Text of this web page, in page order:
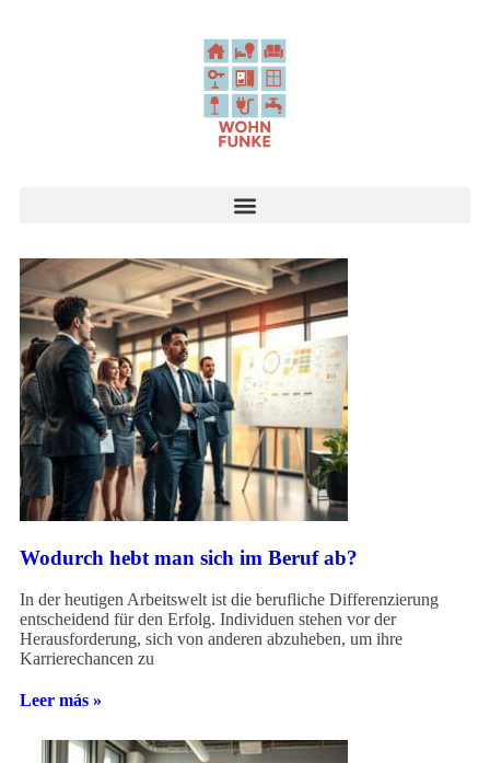
Wodurch hebt man sich im Beruf ab?
In der heutigen Arbeitswelt ist die berufliche Differenzierung
entscheidend für den Erfolg. Individuen stehen vor der
Herausforderung, sich von anderen abzuheben, um ihre
Karrierechancen zu
Leer más »